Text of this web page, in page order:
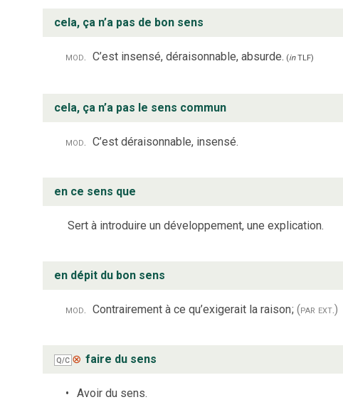
cela, ça n’a pas de bon sens
mod. C’est insensé, déraisonnable, absurde. (inTLF)
cela, ça n’a pas le sens commun
mod. C’est déraisonnable, insensé.
en ce sens que
Sert à introduire un développement, une explication.
en dépit du bon sens
mod. Contrairement à ce qu’exigerait la raison; (par ext.)
Q/C ⊗ faire du sens
Avoir du sens.